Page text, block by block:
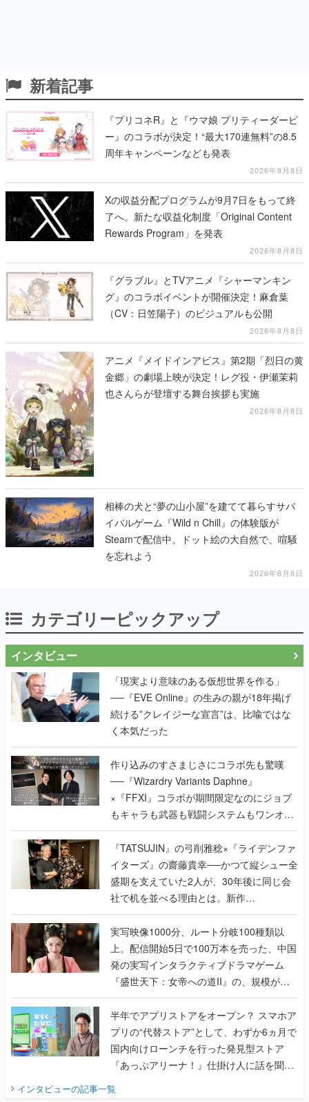
新着記事
『プリコネR』と『ウマ娘 プリティーダービ
ー』のコラボが決定！“最大170連無料”の8.5
周年キャンペーンなども発表
2026年8月8日
Xの収益分配プログラムが9月7日をもって終
了へ。新たな収益化制度「Original Content
Rewards Program」を発表
2026年8月8日
『グラブル』とTVアニメ『シャーマンキン
グ』のコラボイベントが開催決定！麻倉葉
（CV：日笠陽子）のビジュアルも公開
2026年8月8日
アニメ『メイドインアビス』第2期「烈日の黄
金郷」の劇場上映が決定！レグ役・伊瀬茉莉
也さんらが登壇する舞台挨拶も実施
2026年8月8日
相棒の犬と“夢の山小屋”を建てて暮らすサバ
イバルゲーム『Wild n Chill』の体験版が
Steamで配信中。ドット絵の大自然で、喧騒
を忘れよう
2026年8月8日
カテゴリーピックアップ
インタビュー
「現実より意味のある仮想世界を作る」
──『EVE Online』の生みの親が18年掲げ
続ける”クレイジーな宣言”は、比喩ではな
く本気だった
作り込みのすさまじさにコラボ先も驚嘆
──『Wizardry Variants Daphne』
×『FFXI』コラボが期間限定なのにジョブ
もキャラも武器も戦闘システムもワンオフ
で作り込まれた理由を両ディレクターに聞
く
『TATSUJIN』の弓削雅稔×『ライデンファ
イターズ』の齋藤貴幸──かつて縦シュー全
盛期を支えていた2人が、30年後に同じ会
社で机を並べる理由とは。新作
『TATSUJIN EXTREME』で初タッグを組
んだレジェンド2人に訊く開発秘話
実写映像1000分、ルート分岐100種類以
上。配信開始5日で100万本を売った、中国
発の実写インタラクティブドラマゲーム
『盛世天下：女帝への道II』の、規模が違
うこだわりをプロデューサーに聞いた
半年でアプリストアをオープン？ スマホア
プリの“代替ストア”として、わずか6ヵ月で
国内向けローンチを行った発見型ストア
『あっぷアリーナ！』仕掛け人に話を聞い
インタビューの記事一覧